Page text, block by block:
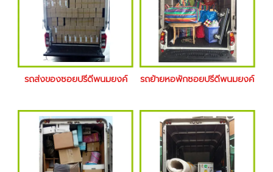
รถส่งของซอยปรีดีพนมยงค์ รถย้ายหอพักซอยปรีดีพนมยงค์